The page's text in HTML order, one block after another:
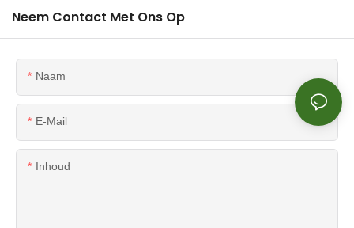
Neem Contact Met Ons Op
Naam
E-Mail
Inhoud